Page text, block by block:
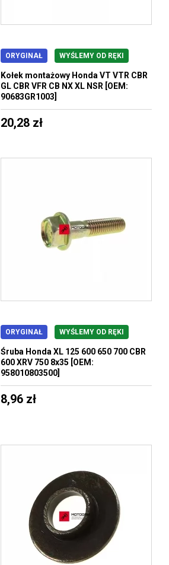
ORYGINAŁ WYŚLEMY OD RĘKI
Kołek montażowy Honda VT VTR CBR
GL CBR VFR CB NX XL NSR [OEM:
90683GR1003]
20,28 zł
ORYGINAŁ WYŚLEMY OD RĘKI
Śruba Honda XL 125 600 650 700 CBR
600 XRV 750 8x35 [OEM:
958010803500]
8,96 zł